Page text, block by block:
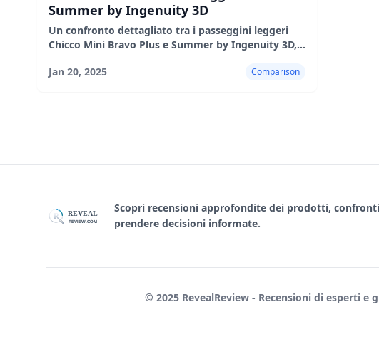
Summer by Ingenuity 3D
Un confronto dettagliato tra i passeggini leggeri
Chicco Mini Bravo Plus e Summer by Ingenuity 3D,
contro
Jan 20, 2025 Comparison
R REVEAL
REVIEW.COM
Scopri recensioni approfondite dei prodotti,
prendere decisioni informate.
© 2025 RevealReview - Recensioni di esperti